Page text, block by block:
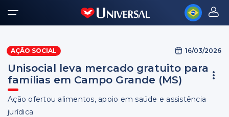
AÇÃO SOCIAL 16/03/2026
Unisocial leva mercado gratuito para
famílias em Campo Grande (MS)
Ação ofertou alimentos, apoio em saúde e assistência
jurídica